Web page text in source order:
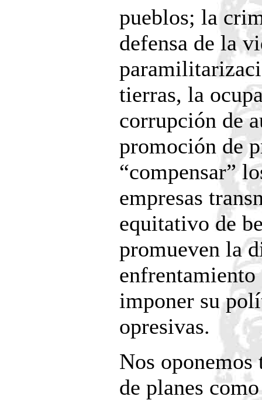
pueblos; la
defensa de la
tierras, la
corrupción de
promoción de
“compensar”
empresas
equitativo de
promueven la
enfrentamiento
imponer su
opresivas.
Nos
de planes